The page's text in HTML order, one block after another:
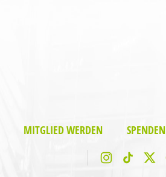
MITGLIED WERDEN SPENDEN